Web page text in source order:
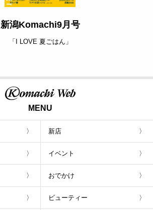
新潟Komachi9月号
「I LOVE 夏ごはん」
MENU
新店
イベント
おでかけ
ビューティー